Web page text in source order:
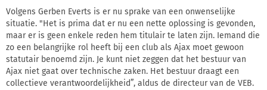
Volgens Gerben Everts is er nu sprake van een onwenselijke
situatie. "Het is prima dat er nu een nette oplossing is gevonden,
maar er is geen enkele reden hem titulair te laten zijn. Iemand die
zo een belangrijke rol heeft bij een club als Ajax moet gewoon
statutair benoemd zijn. Je kunt niet zeggen dat het bestuur van
Ajax niet gaat over technische zaken. Het bestuur draagt een
collectieve verantwoordelijkheid”, aldus de directeur van de VEB.